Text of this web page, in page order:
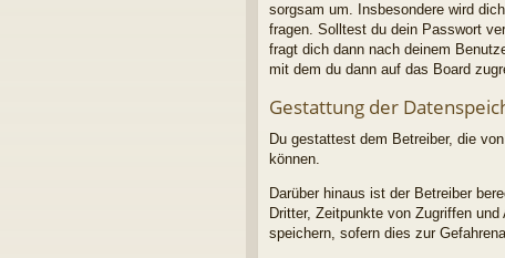
sorgsam um. Insbesondere wird
fragen. Solltest du dein Passwort
fragt dich dann nach deinem
mit dem du dann auf das Board
Gestattung der
Du gestattest dem Betreiber, die
können.
Darüber hinaus ist der Betreiber
Dritter, Zeitpunkte von Zugriffen
speichern, sofern dies zur